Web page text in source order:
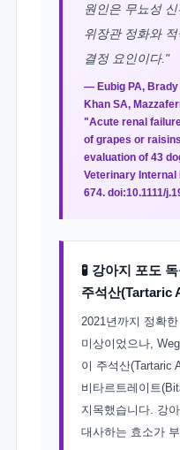
원인은 무뇨성
위장관 정화와
결정 요인이다."
— Eubig PA, Brady
Khan SA,
"Acute renal
of grapes or
evaluation of 43
Veterinary Internal
674. doi:10.1111/
🧪 강아지 포도
주석산(Tartaric
2021년까지 정확
미상이었으나,
이 주석산(Tartaric
비타르트레이트
지목했습니다. 강
대사하는 효소가